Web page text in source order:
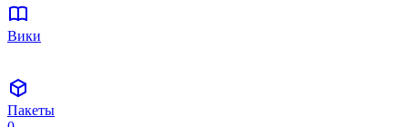
Вики
Пакеты